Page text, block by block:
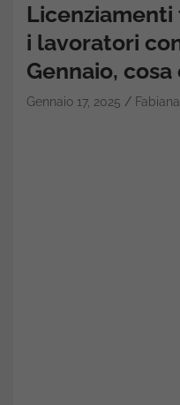
Licenziamenti
i lavoratori
Gennaio,
Gennaio 17, 2025